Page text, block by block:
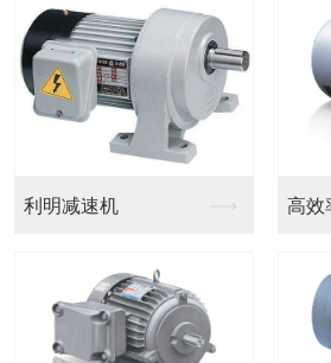
选择品创传动科
Choose Pinchuang Transmission